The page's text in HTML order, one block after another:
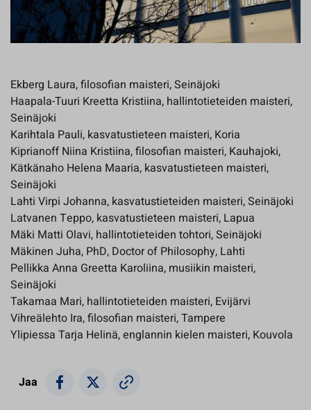
Ekberg Laura, filosofian maisteri, Seinäjoki
Haapala-Tuuri Kreetta Kristiina, hallintotieteiden maisteri,
Seinäjoki
Karihtala Pauli, kasvatustieteen maisteri, Koria
Kiprianoff Niina Kristiina, filosofian maisteri, Kauhajoki,
Kätkänaho Helena Maaria, kasvatustieteen maisteri,
Seinäjoki
Lahti Virpi Johanna, kasvatustieteiden maisteri, Seinäjoki
Latvanen Teppo, kasvatustieteen maisteri, Lapua
Mäki Matti Olavi, hallintotieteiden tohtori, Seinäjoki
Mäkinen Juha, PhD, Doctor of Philosophy, Lahti
Pellikka Anna Greetta Karoliina, musiikin maisteri,
Seinäjoki
Takamaa Mari, hallintotieteiden maisteri, Evijärvi
Vihreälehto Ira, filosofian maisteri, Tampere
Ylipiessa Tarja Helinä, englannin kielen maisteri, Kouvola
Jaa